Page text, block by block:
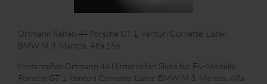
Ortmann Reifen 44 Porsche GT 1. Venturi Corvette. Lister.
BMW M 3. Marcos. Alfa 156
Hinterreifen Ortmann 44 Hinterreifen Slicks für Fly-Modelle
Porsche GT 1. Venturi Corvette. Lister. BMW M 3. Marcos. Alfa